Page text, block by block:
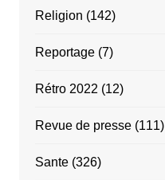
Religion (142)
Reportage(7)
Rétro 2022 (12)
Revue de presse(111)
Sante(326)